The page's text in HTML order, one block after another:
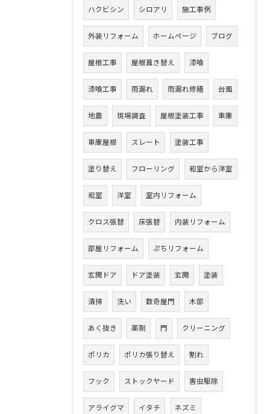
ハクビシン シロアリ 施工事例
外装リフォーム ホームページ ブログ
屋根工事 屋根葺き替え 漆喰
漆喰工事 雨漏れ 雨漏れ修繕 台風
地震 現場調査 屋根塗装工事 車庫
車庫屋根 スレート 塗装工事
塗り替え フローリング 和室から洋室
和室 洋室 室内リフォーム
クロス張替 床張替 内装リフォーム
部屋リフォーム ぷちリフォーム
玄関ドア ドア塗装 玄関 塗装
清掃 洗い 数奇屋門 木部
あく抜き 薬剤 門 クリーニング
ポリカ ポリカ張り替え 割れ
フック ストックヤード 害虫駆除
アライグマ イタチ ネズミ